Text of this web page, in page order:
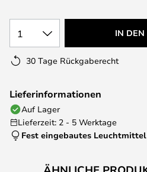
1 IN
30 Tage Rückgaberecht
Lieferinformationen
Auf Lager
Lieferzeit: 2 - 5 Werktage
Fest eingebautes Leuchtmittel